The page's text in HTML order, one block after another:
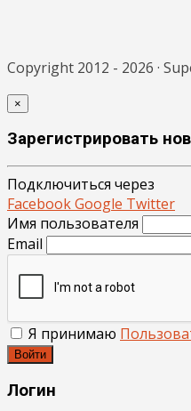
Copyright 2012 - 2026 ·
×
Зарегистрировать
Подключиться через
FacebookGoogle Twitter
Имя пользователя
Email
Я принимаю
Войти
Логин